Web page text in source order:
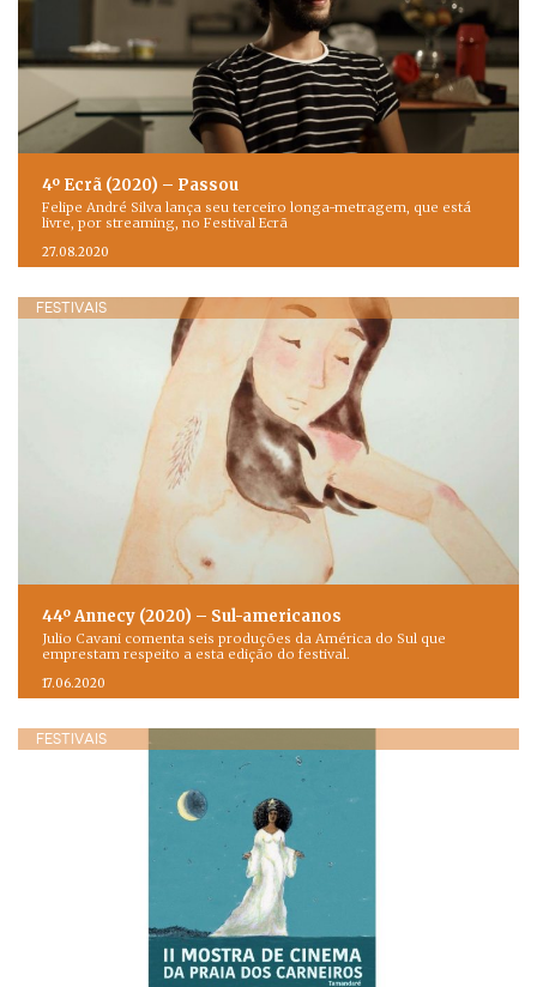
4º Ecrã (2020) – Passou
Felipe André Silva lança seu terceiro longa-metragem, que está
livre, por streaming, no Festival Ecrã
27.08.2020
FESTIVAIS
44º Annecy (2020) – Sul-americanos
Julio Cavani comenta seis produções da América do Sul que
emprestam respeito a esta edição do festival.
17.06.2020
FESTIVAIS